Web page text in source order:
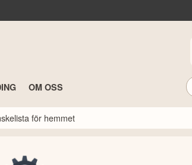
OM OSS
för hemmet